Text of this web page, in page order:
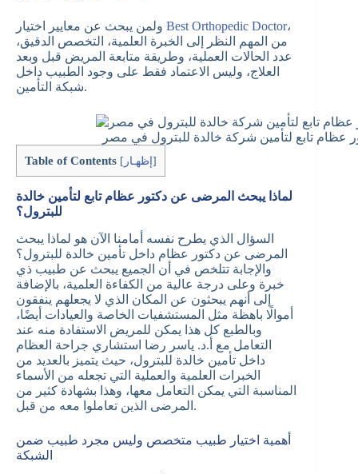
Best Orthopedic Doctor،
من المهم النظر إلى الخبرة العلمية، التخصص الدقيق،
عدد الحالات العملية، وطريقة متابعة المريض قبل وبعد
العلاج، وليس الاعتماد فقط على وجود الطبيب داخل
شبكة التأمين.
عظام تابع لتأمين شركة خالدة للبترول في مصر
Table of Contents [ إظهـار ]
لماذا يبحث المرضى عن دكتور عظام تابع لتأمين خالدة
للبترول؟
السؤال الذي يطرح نفسه أمامنا الآن هو لماذا يبحث
المرضى عن دكتور عظام داخل تأمين خالدة للبترول؟
والإجابة تتلخص في أن الجميع يبحث عن طبيب ذي
خبرة وعلى درجة عالية من الكفاءة العلمية، بالإضافة
إلى أنهم يبحثون عن المكان الذي لا يجعلهم ينفقون
أموالًا باهظة مثل المستشفيات الخاصة والعيادات أيضًا،
وبالطبع كل هذا يمكن للمريض الاستفادة منه عند
التعامل مع أ.د. ياسر رضا استشاري جراحة العظام
داخل تأمين خالدة للبترول، حيث يتميز بالعديد من
الخبرات العلمية والعملية التي تجعله من الأسماء
المناسبة التي يمكن التعامل معها، وهذا بشهادة كثير من
المرضى الذين تعاملوا معه من قبل.
أهمية اختيار طبيب متخصص وليس مجرد طبيب ضمن
الشبكة